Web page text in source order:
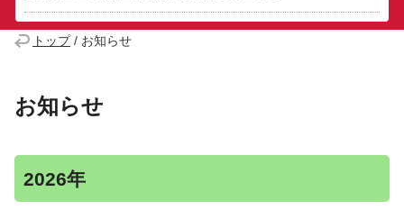
トップ/ お知らせ
お知らせ
2026年